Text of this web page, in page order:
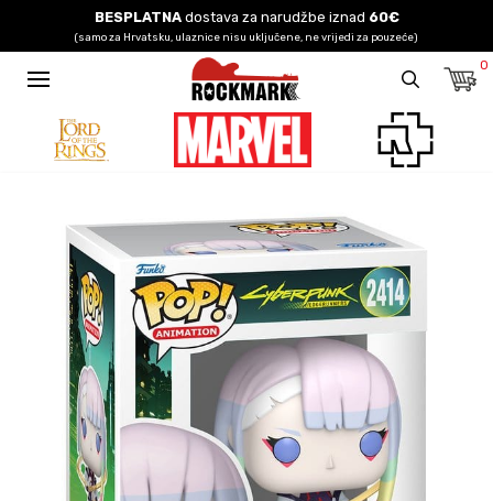
BESPLATNAdostava za narudžbe iznad 60€
(samo za Hrvatsku, ulaznice nisu uključene, ne vrijedi za pouzeće)
0